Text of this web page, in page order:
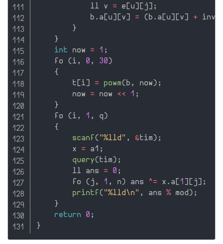
            ll v
= e u j
;
            b
. a u v = ( b . a u v + inv
}
}
int now = 1 ;
    fo
( i , 0 , 30 )
{
        t
i = powm( b , now ) ;
        now
= now << 1 ;
}
    fo
( i , 1 , q )
{
scanf ( "%lld" , &tim ) ;
        x
= a1 ;
query( tim ) ;
        ll ans
= 0 ;
        fo
( j , 1 , n ) ans ^= x . a 1 j
;
printf ( "%lld\n" , ans % mod ) ;
}
return
0 ;
}